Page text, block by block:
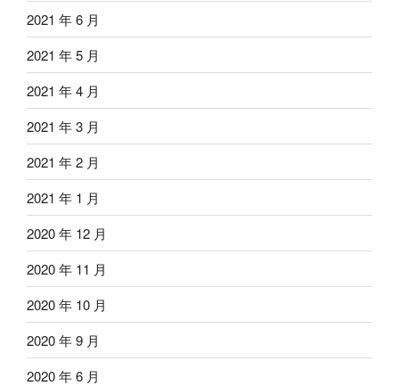
2021 年 6 月
2021 年 5 月
2021 年 4 月
2021 年 3 月
2021 年 2 月
2021 年 1 月
2020 年 12 月
2020 年 11 月
2020 年 10 月
2020 年 9 月
2020 年 6 月